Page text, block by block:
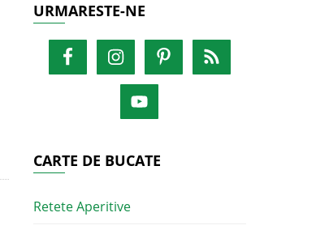
URMARESTE-NE
CARTE DE BUCATE
Retete Aperitive